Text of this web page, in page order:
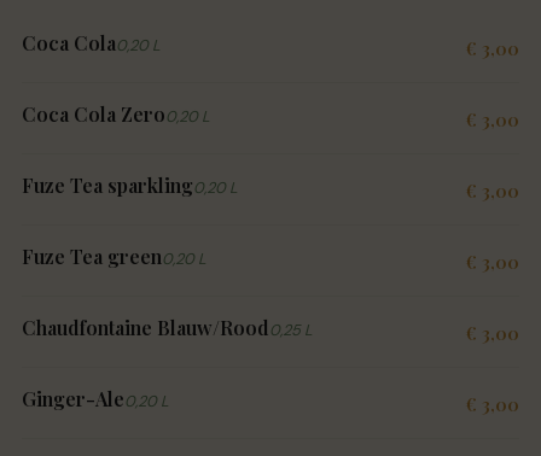
Coca Cola0,20 L € 3,00
Coca Cola Zero0,20 L € 3,00
Fuze Tea sparkling0,20 L € 3,00
Fuze Tea green0,20 L € 3,00
Chaudfontaine Blauw/Rood 0,25 L € 3,00
Ginger-Ale0,20 L € 3,00